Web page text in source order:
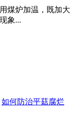
煤炉加温，既加大
象...
如何防治平菇腐烂